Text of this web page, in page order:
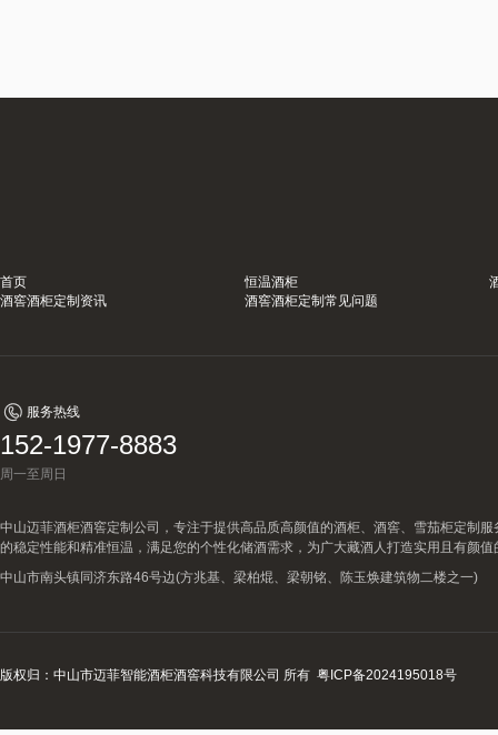
首页 恒温酒柜
酒窖酒柜定制资讯
酒窖酒柜定制常见问题
服务热线
152-1977-8883
周一至周日
中山迈菲酒柜酒窖定制公司，专注于提供高品质高颜值的酒柜、酒窖、雪茄柜定制
的稳定性能和精准恒温，满足您的个性化储酒需求，为广大藏酒人打造实用且有颜值
中山市南头镇同济东路46号边(方兆基、梁柏焜、梁朝铭、陈玉焕建筑物二楼之一)
版权归：中山市迈菲智能酒柜酒窖科技有限公司 所有 粤ICP备2024195018号